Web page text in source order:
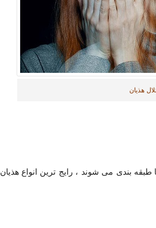
هذیان
بندی می شوند ، رایج ترین انواع هذیان